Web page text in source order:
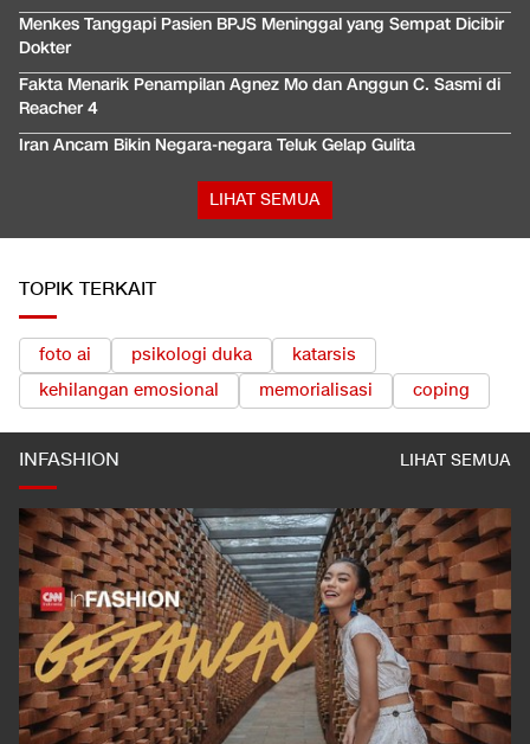
Menkes Tanggapi Pasien BPJS Meninggal yang Sempat Dicibir
Dokter
Fakta Menarik Penampilan Agnez Mo dan Anggun C. Sasmi di
Reacher 4
Iran Ancam Bikin Negara-negara Teluk Gelap Gulita
LIHAT SEMUA
TOPIK TERKAIT
foto ai psikologi duka
katarsis
kehilangan emosional
memorialisasi coping
INFASHION LIHAT SEMUA